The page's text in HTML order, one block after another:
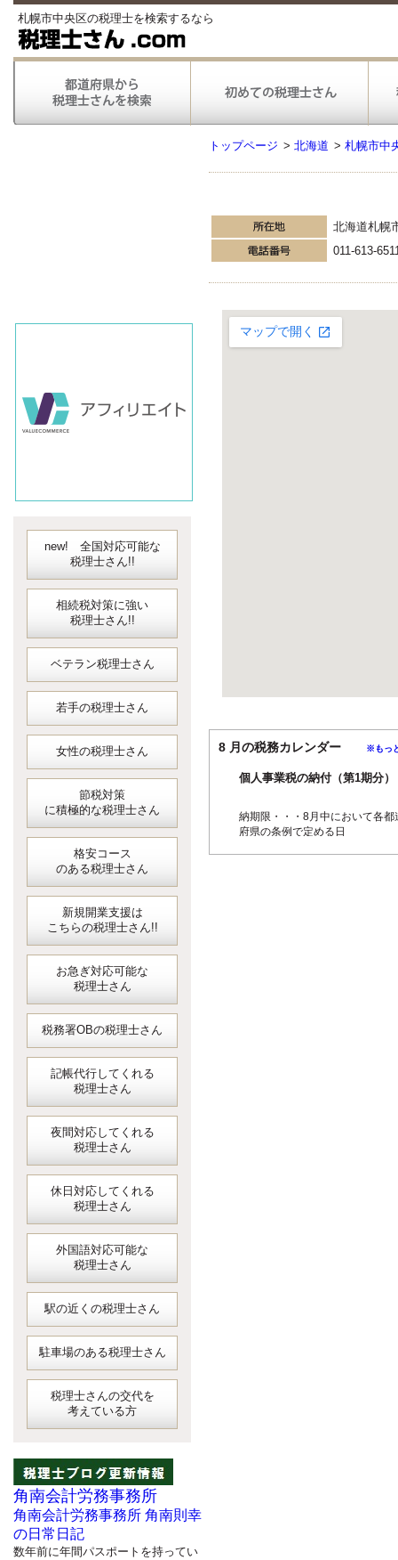
札幌市中央区の税理士を検索するなら
new! 全国対応可能な
税理士さん!!
相続税対策に強い
税理士さん!!
ベテラン税理士さん
若手の税理士さん
女性の税理士さん
節税対策
に積極的な税理士さん
格安コース
のある税理士さん
新規開業支援は
こちらの税理士さん!!
お急ぎ対応可能な
税理士さん
税務署OBの税理士さん
記帳代行してくれる
税理士さん
夜間対応してくれる
税理士さん
休日対応してくれる
税理士さん
外国語対応可能な
税理士さん
駅の近くの税理士さん
駐車場のある税理士さん
税理士さんの交代を
考えている方
角南会計労務事務所
角南会計労務事務所 角南則幸
の日常日記
数年前に年間パスポートを持ってい
トップページ > 北海道 > 札幌市中
北海道札幌
011-613-
8 月の税務カレンダー ※もっ
個人事業税の納付（第1期分）
納期限・・・8月中において各都
府県の条例で定める日